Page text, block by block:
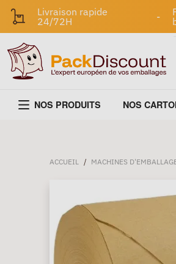
Livraison rapide
24/72H
-
NOS PRODUITS NOS
ACCUEIL / MACHINES